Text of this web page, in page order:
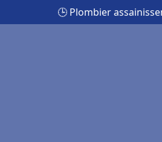
🕒 Plombier